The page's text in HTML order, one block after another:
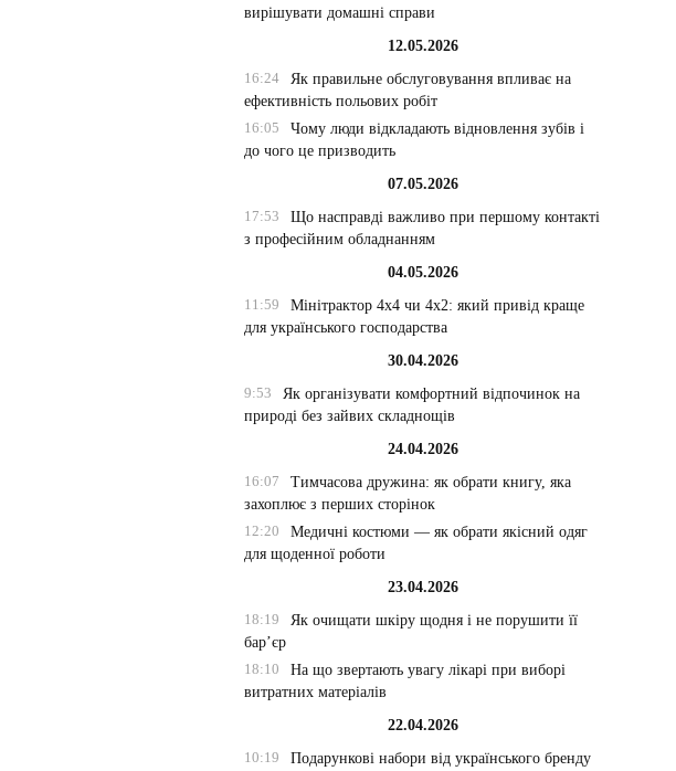
вирішувати домашні справи
12.05.2026
16:24
Як правильне обслуговування впливає на
ефективність польових робіт
16:05
Чому люди відкладають відновлення зубів і
до чого це призводить
07.05.2026
17:53
Що насправді важливо при першому контакті
з професійним обладнанням
04.05.2026
11:59
Мінітрактор 4х4 чи 4х2: який привід краще
для українського господарства
30.04.2026
9:53
Як організувати комфортний відпочинок на
природі без зайвих складнощів
24.04.2026
16:07
Тимчасова дружина: як обрати книгу, яка
захоплює з перших сторінок
12:20
Медичні костюми — як обрати якісний одяг
для щоденної роботи
23.04.2026
18:19
Як очищати шкіру щодня і не порушити її
бар’єр
18:10
На що звертають увагу лікарі при виборі
витратних матеріалів
22.04.2026
10:19
Подарункові набори від українського бренду